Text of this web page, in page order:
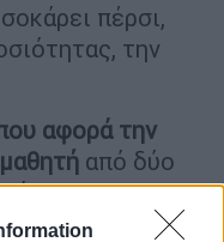
πέρσι,
την
αφορά την
από δύο
του
στο προσκήνιο